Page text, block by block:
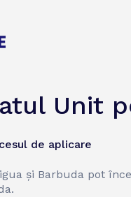
Unit
de aplicare
și Barbuda pot